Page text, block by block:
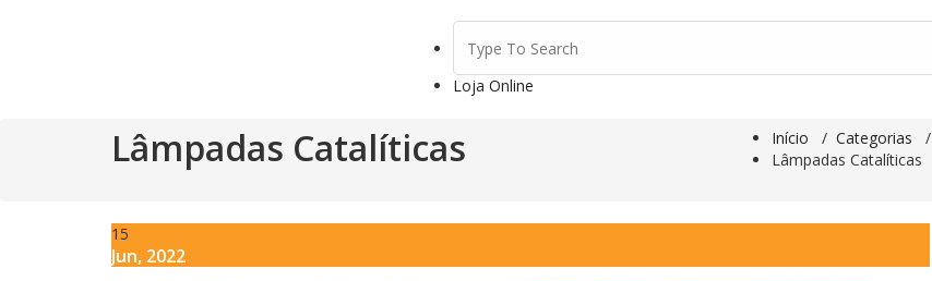
Search
for:
Loja Online
Lâmpadas Catalíticas Início / Categorias /
Lâmpadas Catalíticas
15
Jun, 2022